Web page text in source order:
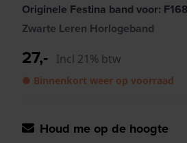
Originele Festina band voor:
Zwarte Leren Horlogeband
27,- Incl 21% btw
● Binnenkort weer op voorraad
Houd me op de hoogte